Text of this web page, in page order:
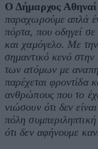
Ο Δήμαρχος
παραχωρούμε απλά
πόρτα, που οδηγεί σε
και χαμόγελο. Με
σημαντικό κενό στην
των ατόμων με
παρέχεται φροντίδα
ανθρώπους που το
νιώσουν ότι δεν
πόλη
ότι δεν αφήνουμε